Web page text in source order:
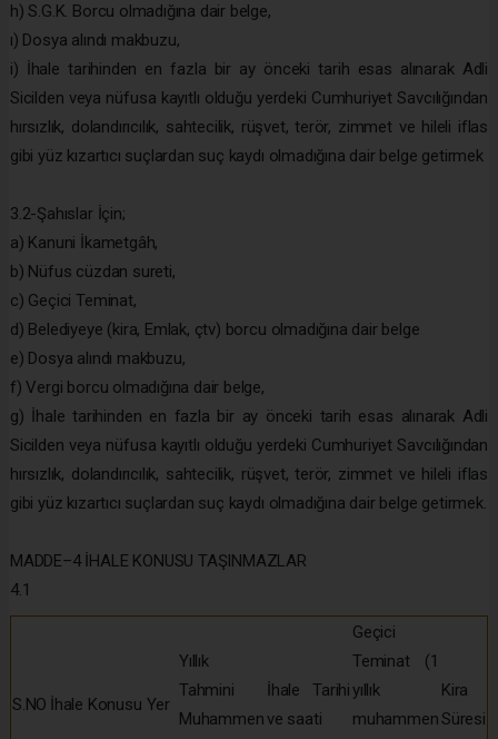
h) S.G.K. Borcu olmadığına dair belge,
ı) Dosya alındı makbuzu,
i) İhale tarihinden en fazla bir ay önceki tarih esas alınarak Adli
Sicilden veya nüfusa kayıtlı olduğu yerdeki Cumhuriyet Savcılığından
hırsızlık, dolandırıcılık, sahtecilik, rüşvet, terör, zimmet ve hileli iflas
gibi yüz kızartıcı suçlardan suç kaydı olmadığına dair belge getirmek
3.2-Şahıslar İçin;
a) Kanuni İkametgâh,
b) Nüfus cüzdan sureti,
c) Geçici Teminat,
d) Belediyeye (kira, Emlak, çtv) borcu olmadığına dair belge
e) Dosya alındı makbuzu,
f) Vergi borcu olmadığına dair belge,
g) İhale tarihinden en fazla bir ay önceki tarih esas alınarak Adli
Sicilden veya nüfusa kayıtlı olduğu yerdeki Cumhuriyet Savcılığından
hırsızlık, dolandırıcılık, sahtecilik, rüşvet, terör, zimmet ve hileli iflas
gibi yüz kızartıcı suçlardan suç kaydı olmadığına dair belge getirmek.
MADDE–4 İHALE KONUSU TAŞINMAZLAR
4.1
S.NO İhale Konusu Yer
Yıllık
Tahmini
Muhammen
İhale Tarihi
ve saati
Geçici
Teminat (1
yıllık
muhammen
Kira
Süresi